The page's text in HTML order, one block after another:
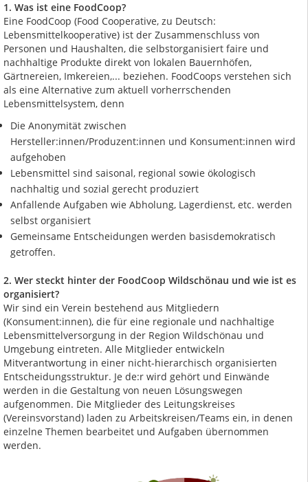
1. Was ist eine FoodCoop?
Eine FoodCoop (Food Cooperative, zu Deutsch:
Lebensmittelkooperative) ist der Zusammenschluss von
Personen und Haushalten, die selbstorganisiert faire und
nachhaltige Produkte direkt von lokalen Bauernhöfen,
Gärtnereien, Imkereien,... beziehen. FoodCoops verstehen sich
als eine Alternative zum aktuell vorherrschenden
Lebensmittelsystem, denn
Die Anonymität zwischen
Hersteller:innen/Produzent:innen und Konsument:innen wird
aufgehoben
Lebensmittel sind saisonal, regional sowie ökologisch
nachhaltig und sozial gerecht produziert
Anfallende Aufgaben wie Abholung, Lagerdienst, etc. werden
selbst organisiert
Gemeinsame Entscheidungen werden basisdemokratisch
getroffen.
2. Wer steckt hinter der FoodCoop Wildschönau und wie ist es
organisiert?
Wir sind ein Verein bestehend aus Mitgliedern
(Konsument:innen), die für eine regionale und nachhaltige
Lebensmittelversorgung in der Region Wildschönau und
Umgebung eintreten. Alle Mitglieder entwickeln
Mitverantwortung in einer nicht-hierarchisch organisierten
Entscheidungsstruktur. Je de:r wird gehört und Einwände
werden in die Gestaltung von neuen Lösungswegen
aufgenommen. Die Mitglieder des Leitungskreises
(Vereinsvorstand) laden zu Arbeitskreisen/Teams ein, in denen
einzelne Themen bearbeitet und Aufgaben übernommen
werden.